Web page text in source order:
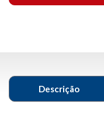
Descrição